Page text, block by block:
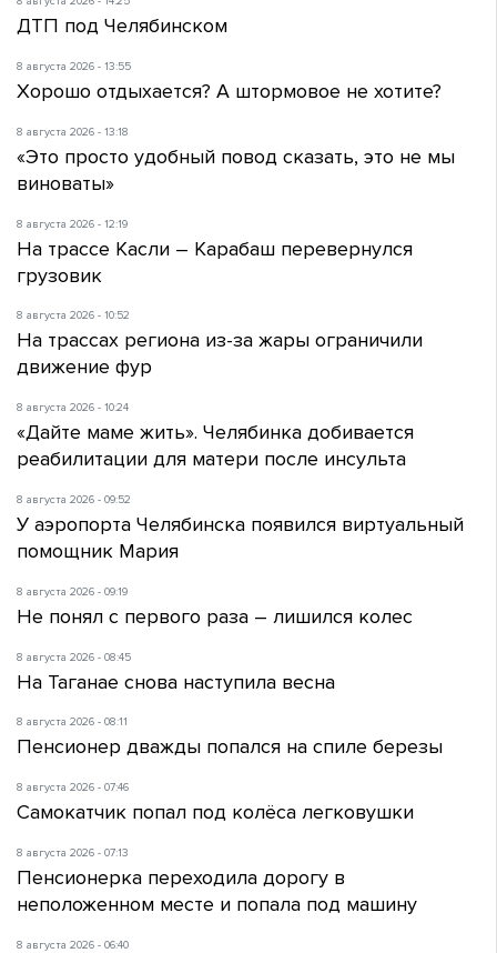
ДТП под Челябинском
8 августа 2026 - 13:55
Хорошо отдыхается? А штормовое не хотите?
8 августа 2026 - 13:18
«Это просто удобный повод сказать, это не мы
виноваты»
8 августа 2026 - 12:19
На трассе Касли – Карабаш перевернулся
грузовик
8 августа 2026 - 10:52
На трассах региона из-за жары ограничили
движение фур
8 августа 2026 - 10:24
«Дайте маме жить». Челябинка добивается
реабилитации для матери после инсульта
8 августа 2026 - 09:52
У аэропорта Челябинска появился виртуальный
помощник Мария
8 августа 2026 - 09:19
Не понял с первого раза – лишился колес
8 августа 2026 - 08:45
На Таганае снова наступила весна
8 августа 2026 - 08:11
Пенсионер дважды попался на спиле березы
8 августа 2026 - 07:46
Самокатчик попал под колёса легковушки
8 августа 2026 - 07:13
Пенсионерка переходила дорогу в
неположенном месте и попала под машину
8 августа 2026 - 06:40